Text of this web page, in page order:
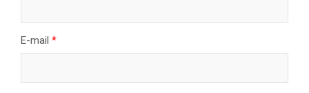
E-mail *